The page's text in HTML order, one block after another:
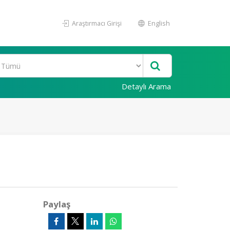
Araştırmacı Girişi English
Detaylı Arama
Paylaş